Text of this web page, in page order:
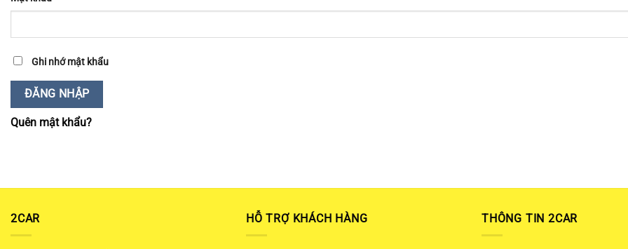
buộc
Ghi nhớ mật khẩu
ĐĂNG NHẬP
Quên mật khẩu?
2CAR HỖ TRỢ KHÁCH HÀNG THÔNG TIN 2CAR